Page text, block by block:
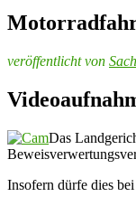
veröffentlicht von
Das
Insofern dürfe dies